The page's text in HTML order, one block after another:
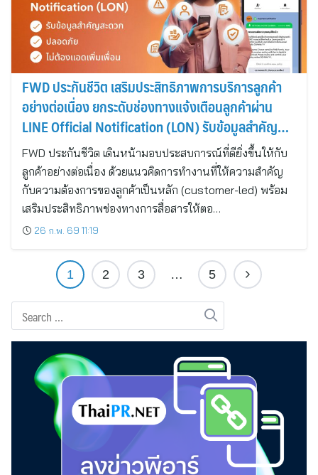
FWD ประกันชีวิต เสริมประสิทธิภาพการบริการลูกค้า
อย่างต่อเนื่อง ยกระดับช่องทางแจ้งเตือนลูกค้าผ่าน
LINE Official Notification (LON) รับข้อมูลสำคัญ
สะดวก ปลอดภัย ไม่ต้องเพิ่มเพื่อน
FWD ประกันชีวิต เดินหน้ามอบประสบการณ์ที่ดียิ่งขึ้นให้กับ
ลูกค้าอย่างต่อเนื่อง ด้วยแนวคิดการทำงานที่ให้ความสำคัญ
กับความต้องการของลูกค้าเป็นหลัก (customer-led) พร้อม
เสริมประสิทธิภาพช่องทางการสื่อสารให้ตอ…
26 ก.พ. 69 11:19
1 2 3 … 5